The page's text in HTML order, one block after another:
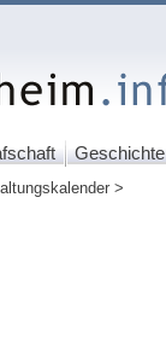
Geschichte
>